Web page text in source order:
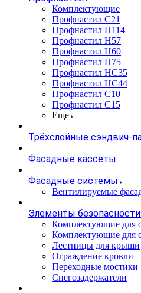
Комплектующие
Профнастил C21
Профнастил Н114
Профнастил Н57
Профнастил Н60
Профнастил Н75
Профнастил НС35
Профнастил НС44
Профнастил С10
Профнастил С15
Еще
Трёхслойные сэндвич-
Фасадные кассеты
Фасадные системы
Вентилируемые
Элементы безопасности
Комплектующие для
Комплектующие для
Лестницы для крыши
Ограждение кровли
Переходные мостики
Снегозадержатели